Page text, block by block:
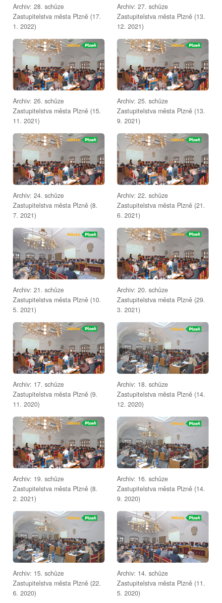
Archiv: 28. schůze
Zastupitelstva města Plzně (17.
1. 2022)
Archiv: 27. schůze
Zastupitelstva města Plzně (13.
12. 2021)
Archiv: 26. schůze
Zastupitelstva města Plzně (15.
11. 2021)
Archiv: 25. schůze
Zastupitelstva města Plzně (13.
9. 2021)
Archiv: 24. schůze
Zastupitelstva města Plzně (8.
7. 2021)
Archiv: 22. schůze
Zastupitelstva města Plzně (21.
6. 2021)
Archiv: 21. schůze
Zastupitelstva města Plzně (10.
5. 2021)
Archiv: 20. schůze
Zastupitelstva města Plzně (29.
3. 2021)
Archiv: 17. schůze
Zastupitelstva města Plzně (9.
11. 2020)
Archiv: 18. schůze
Zastupitelstva města Plzně (14.
12. 2020)
Archiv: 19. schůze
Zastupitelstva města Plzně (8.
2. 2021)
Archiv: 16. schůze
Zastupitelstva města Plzně (14.
9. 2020)
Archiv: 15. schůze
Zastupitelstva města Plzně (22.
6. 2020)
Archiv: 14. schůze
Zastupitelstva města Plzně (11.
5. 2020)